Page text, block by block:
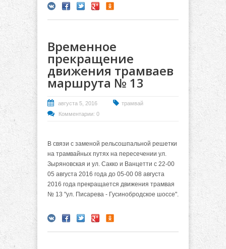
Временное
прекращение
движения трамваев
маршрута № 13
августа 5, 2016
трамвай
Комментарии: 0
В связи с заменой рельсошпальной решетки
на трамвайных путях на пересечении ул.
Зыряновская и ул. Сакко и Ванцетти с 22-00
05 августа 2016 года до 05-00 08 августа
2016 года прекращается движения трамвая
№ 13 "ул. Писарева - Гусинобродское шоссе".